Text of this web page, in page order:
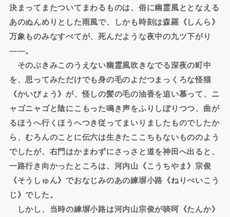
決まってまたついてまわるものは、俗に幽霊風ととなえる
あのぬんめりとした雨風で、しかも時刻は森羅《しんら》
万象ものみなすべてが、死んだような夜中の九ツ下がり
――。
そのぶきみこのうえない幽霊風吹きなでる深夜の町中
を、思ってみただけでも身の毛のよだつまっくろな怪猫
《かいびょう》が、怪しの髪の毛の油香を追い慕って、ニ
ャゴニャゴと陰にこもった鳴き声をふりしぼりつつ、曲が
るほうへ行くほうへつき従ってまいりましたものでしたか
ら、むろんのことに伝六は生きたここちもないもののよう
でしたが、右門はかまわずにさっさと道を神田へ出ると、
一路行き向かったところは、河内山《こうちやま》宗俊
《そうしゅん》でおなじみのあの練塀小路《ねりべいこう
じ》でした。
しかし、当時の練塀小路は河内山宗俊が啖呵《たんか》